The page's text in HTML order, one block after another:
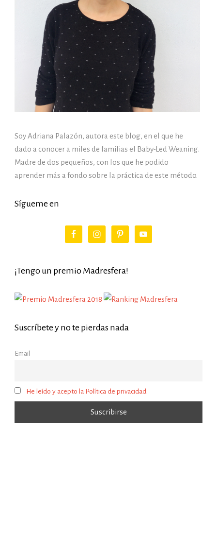
Soy Adriana Palazón, autora este blog, en el que he
dado a conocer a miles de familias el Baby-Led Weaning.
Madre de dos pequeños, con los que he podido
aprender más a fondo sobre la práctica de este método.
Sígueme en
¡Tengo un premio Madresfera!
Suscríbete y no te pierdas nada
Email
He leído y acepto la Política de privacidad.